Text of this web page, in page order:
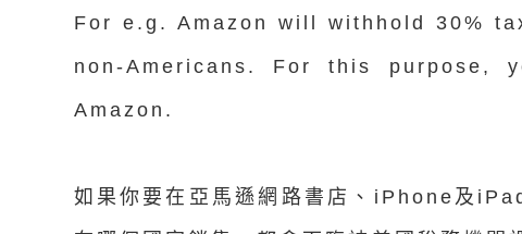
For e.g. Amazon will withhold 30%
non-Americans. For this
Amazon.
如果你要在亞馬遜網路書店、iPhone及